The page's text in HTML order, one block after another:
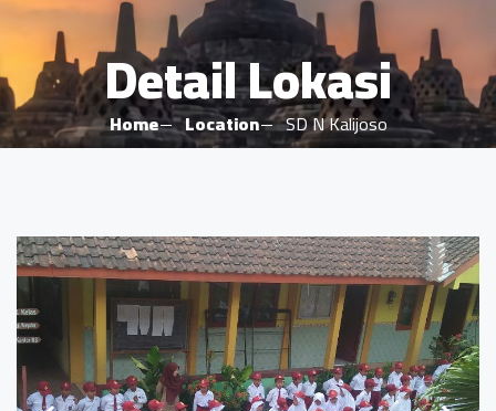
Detail Lokasi
Home Location SD N Kalijoso